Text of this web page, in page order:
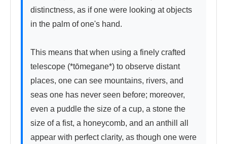
distinctness, as if one were looking at objects
in the palm of one's hand.
This means that when using a finely crafted
telescope (*tōmegane*) to observe distant
places, one can see mountains, rivers, and
seas one has never seen before; moreover,
even a puddle the size of a cup, a stone the
size of a fist, a honeycomb, and an anthill all
appear with perfect clarity, as though one were